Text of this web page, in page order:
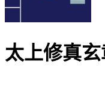
太上修真